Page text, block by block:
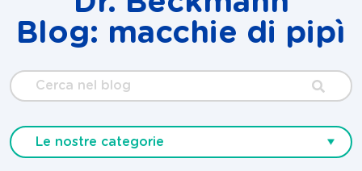
Blog: macchie di pipì
Cerca
nel
Le nostre categorie